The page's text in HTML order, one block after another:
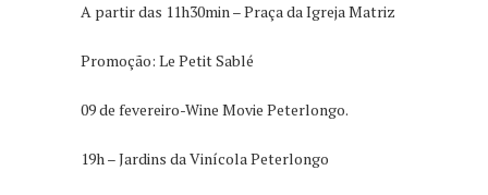
A partir das 11h30min – Praça da Igreja Matriz
Promoção: Le Petit Sablé
09 de fevereiro-Wine Movie Peterlongo.
19h – Jardins da Vinícola Peterlongo